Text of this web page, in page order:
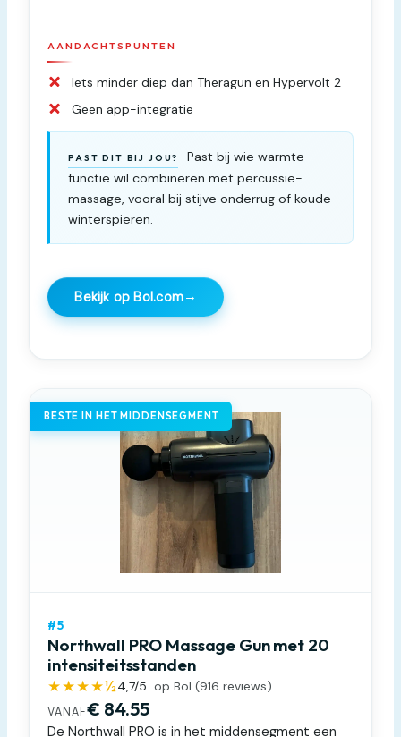
AANDACHTSPUNTEN
Iets minder diep dan Theragun en Hypervolt 2
Geen app-integratie
PAST DIT BIJ JOU?
Past bij wie warmte-
functie wil combineren met percussie-
massage, vooral bij stijve onderrug of koude
winterspieren.
Bekijk op Bol.com→
BESTE IN HET MIDDENSEGMENT
#5
Northwall PRO Massage Gun met 20
intensiteitsstanden
★★★★½4,7/5 op Bol (916 reviews)
VANAF€ 84.55
De Northwall PRO is in het middensegment een